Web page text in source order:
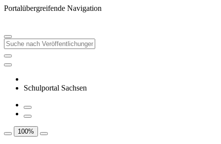
Portalübergreifende Navigation
Schulportal Sachsen
100%